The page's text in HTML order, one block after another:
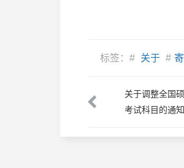
标签：# 关于 #
关于调整全国
考试科目的通知